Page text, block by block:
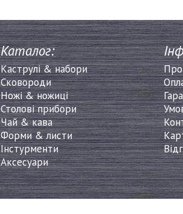
Каталог:
Каструлі & набори
Сковороди
Ножі & ножиці
Столові прибори
Чай & кава
Форми & листи
Інстурменти
Аксесуари